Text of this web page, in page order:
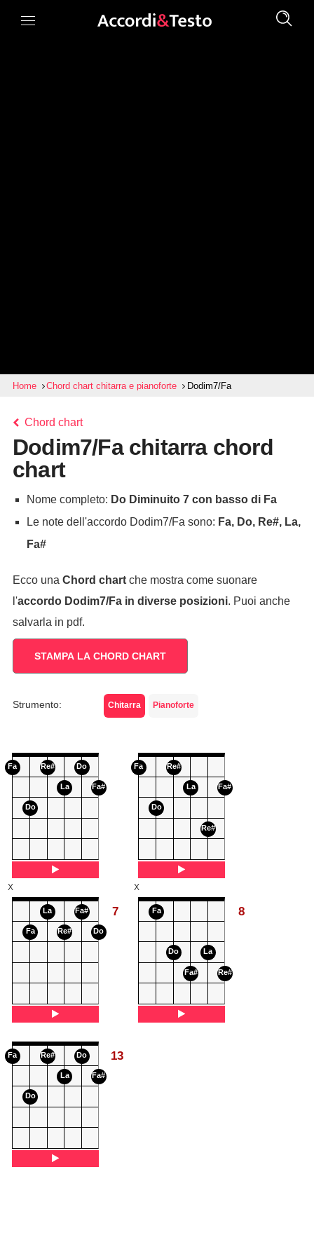
Home Chord chart chitarra e pianoforte Dodim7/Fa
Chord chart
Dodim7/Fa chitarra chord
chart
Nome completo: Do Diminuito 7 con basso di Fa
Le note dell'accordo Dodim7/Fa sono: Fa, Do, Re#, La,
Fa#
Ecco una Chord chartche mostra come suonare
l'accordo Dodim7/Fain diverse posizioni. Puoi anche
salvarla in pdf.
STAMPA LA CHORD CHART
Strumento: Chitarra Pianoforte
Fa
Do
Re#
La
Do
Fa#
Fa
Do
Re#
La
Re#
Fa#
Fa
La
Re#
Fa#
Do
X
7 Fa
Do
Fa#
La
Re#
X
8
Fa
Do
Re#
La
Do
Fa#
13